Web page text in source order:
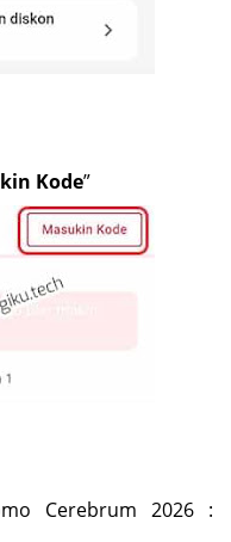
Kode”
Cerebrum 2026 :